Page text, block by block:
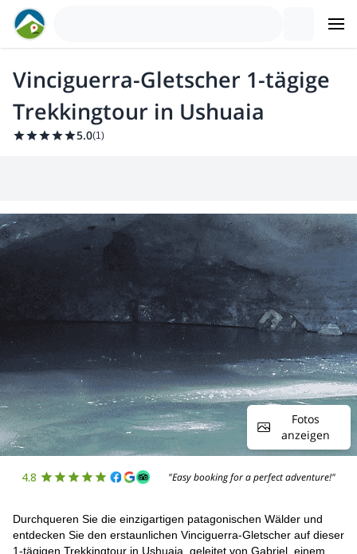
Vinciguerra-Gletscher 1-tägige
Trekkingtour in Ushuaia
5.0(1)
Fotos
anzeigen
4.8 "Easy booking for a perfect adventure!"
Durchqueren Sie die einzigartigen patagonischen Wälder und
entdecken Sie den erstaunlichen Vinciguerra-Gletscher auf dieser
1-tägigen Trekkingtour in Ushuaia, geleitet von Gabriel, einem